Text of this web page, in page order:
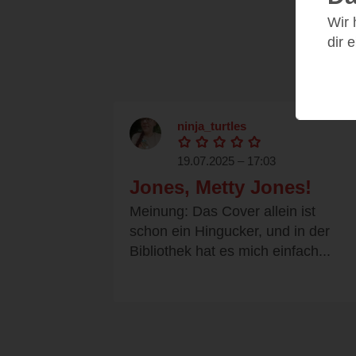
ninja_turtles
19.07.2025 – 17:03
Jones, Metty Jones!
Meinung: Das Cover allein ist
schon ein Hingucker, und in der
Bibliothek hat es mich einfach...
Wir
dir